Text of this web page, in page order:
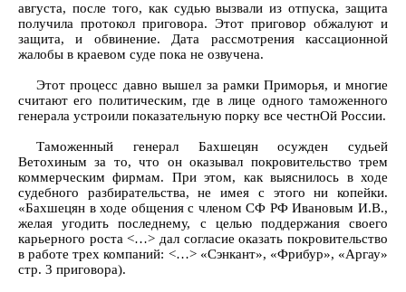
августа, после того, как судью вызвали из отпуска, защита
получила протокол приговора. Этот приговор обжалуют и
защита, и обвинение. Дата рассмотрения кассационной
жалобы в краевом суде пока не озвучена.
Этот процесс давно вышел за рамки Приморья, и многие
считают его политическим, где в лице одного таможенного
генерала устроили показательную порку все честнОй России.
Таможенный генерал Бахшецян осужден судьей
Ветохиным за то, что он оказывал покровительство трем
коммерческим фирмам. При этом, как выяснилось в ходе
судебного разбирательства, не имея с этого ни копейки.
«Бахшецян в ходе общения с членом СФ РФ Ивановым И.В.,
желая угодить последнему, с целью поддержания своего
карьерного роста <…> дал согласие оказать покровительство
в работе трех компаний: <…> «Сэнкант», «Фрибур», «Аргау»
стр. 3 приговора).